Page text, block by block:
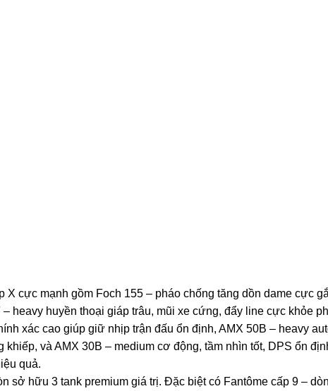
X cực mạnh gồm Foch 155 – pháo chống tăng dồn dame cực
heavy huyền thoại giáp trâu, mũi xe cứng, đẩy line cực khỏe
xác cao giúp giữ nhịp trận đấu ổn định, AMX 50B – heavy
khiếp, và AMX 30B – medium cơ động, tầm nhìn tốt, DPS ổn
quả.
sở hữu 3 tank premium giá trị. Đặc biệt có Fantôme cấp 9 –